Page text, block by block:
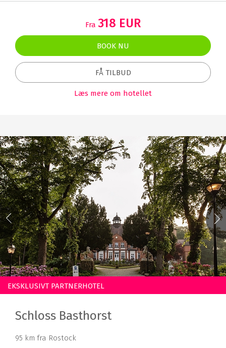
Fra 318 EUR
BOOK NU
FÅ TILBUD
Læs mere om hotellet
EKSKLUSIVT PARTNERHOTEL
Schloss Basthorst
95 km fra Rostock